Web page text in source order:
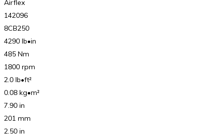
Airflex
142096
8CB250
4290 lb•in
485 Nm
1800 rpm
2.0 lb•ft²
0.08 kg•m²
7.90 in
201 mm
2.50 in